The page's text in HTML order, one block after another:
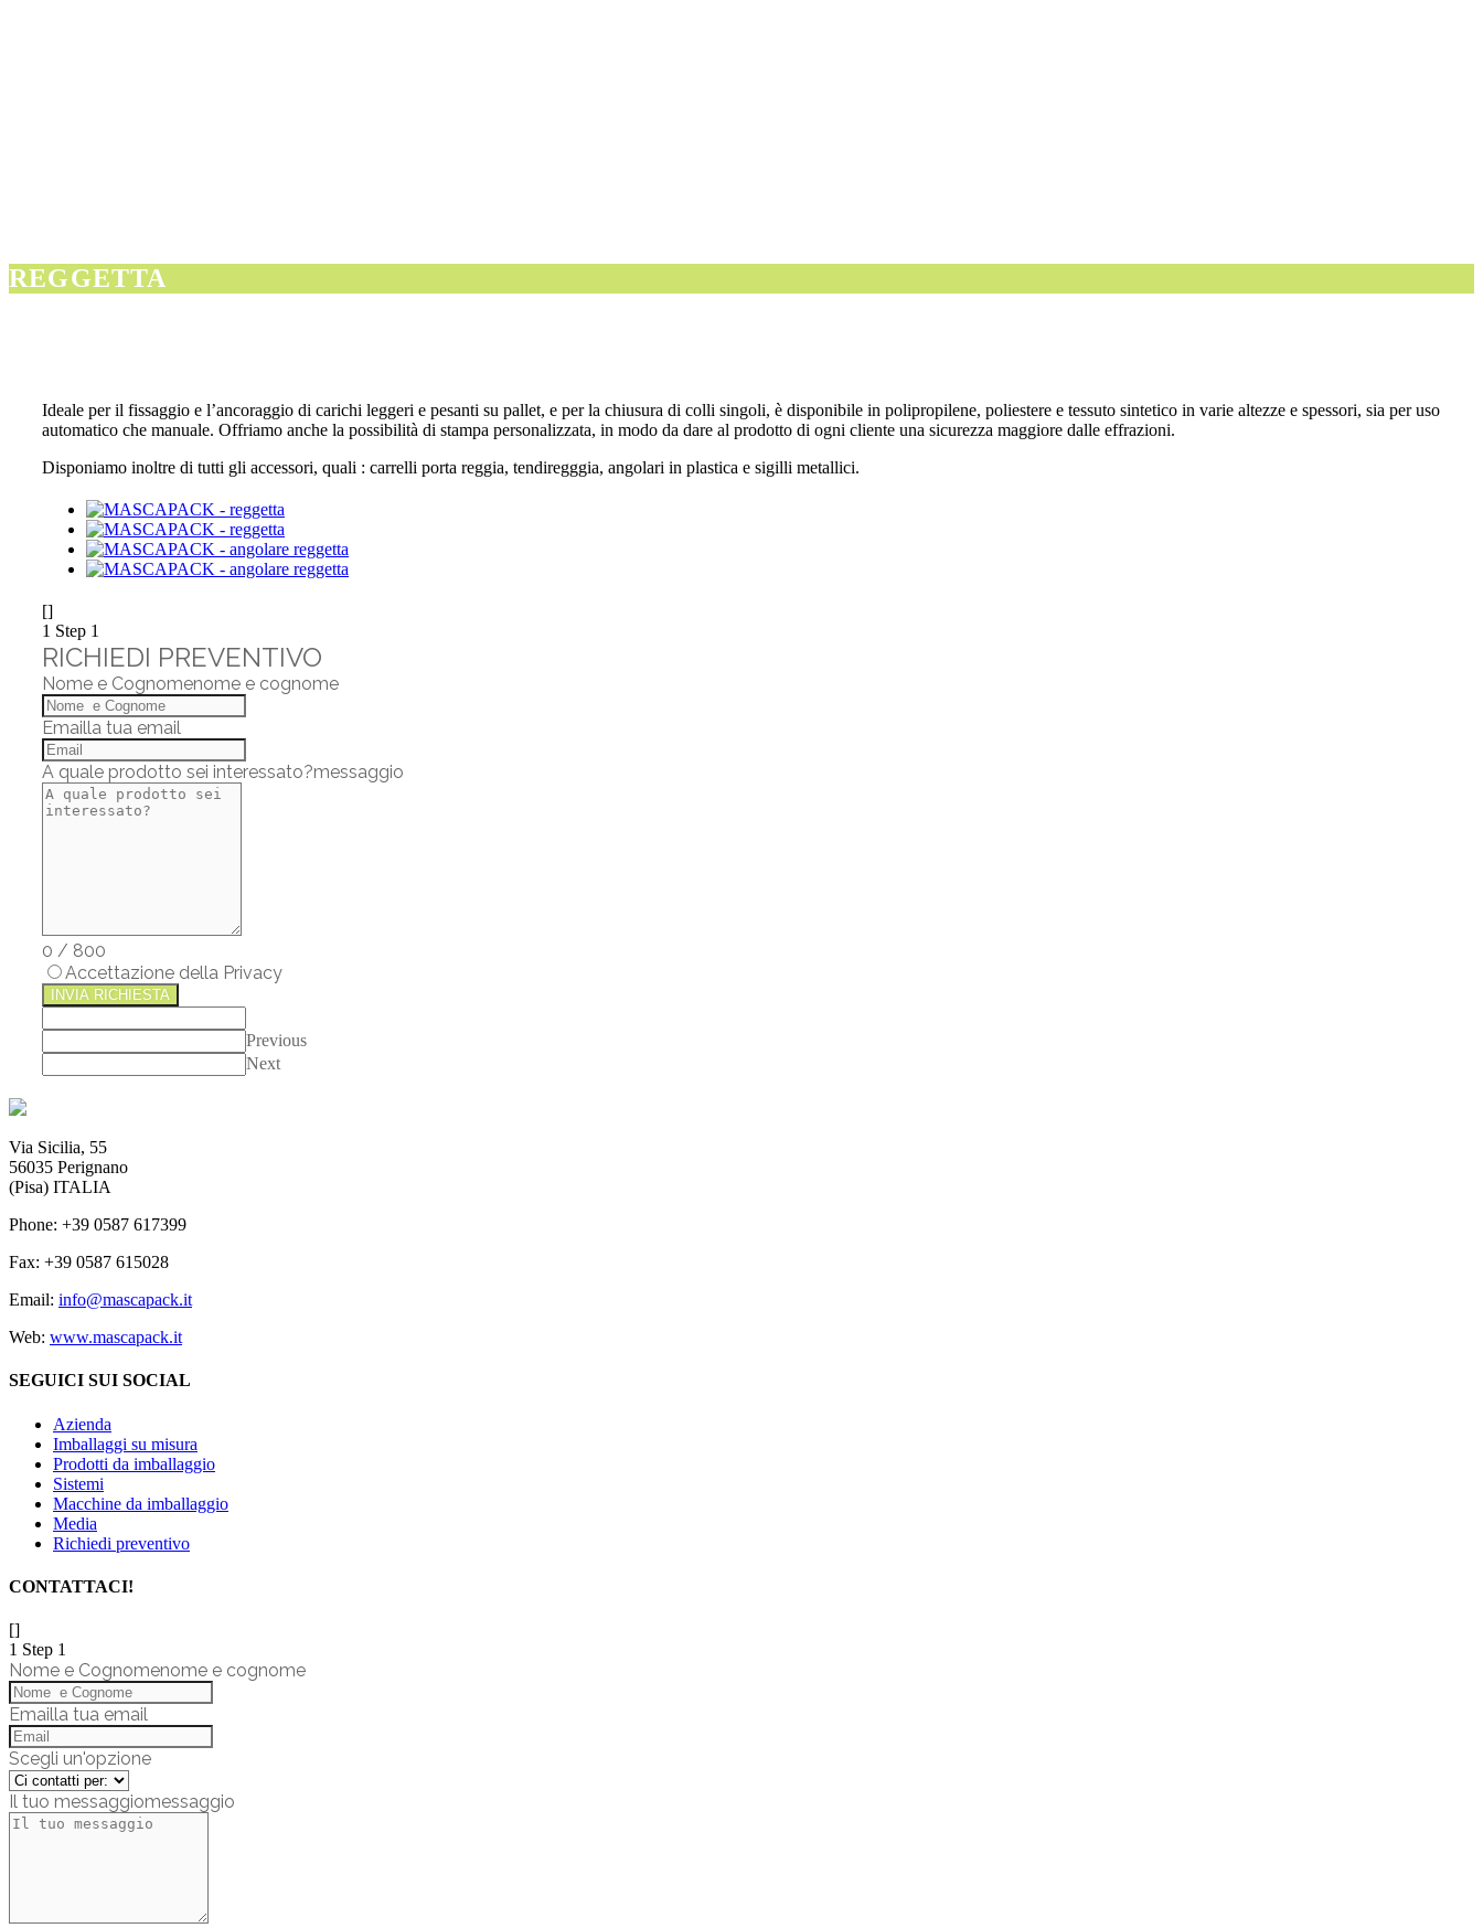
REGGETTA
Ideale per il fissaggio e l’ancoraggio di carichi leggeri e pesanti su pallet, e per la chiusura di colli singoli, è disponibile in polipropilene, poliestere e tessuto sintetico in varie altezze e spessori, sia per uso
automatico che manuale. Offriamo anche la possibilità di stampa personalizzata, in modo da dare al prodotto di ogni cliente una sicurezza maggiore dalle effrazioni.
Disponiamo inoltre di tutti gli accessori, quali : carrelli porta reggia, tendiregggia, angolari in plastica e sigilli metallici.
[]
1 Step 1
RICHIEDI PREVENTIVO
Nome e Cognomenome e cognome
Emailla tua email
A quale prodotto sei interessato?messaggio
0 / 800
Accettazione della Privacy
INVIA RICHIESTA
Previous
Next
Via Sicilia, 55
56035 Perignano
(Pisa) ITALIA
Phone: +39 0587 617399
Fax: +39 0587 615028
Email: info@mascapack.it
Web: www.mascapack.it
SEGUICI SUI SOCIAL
Azienda
Imballaggi su misura
Prodotti da imballaggio
Sistemi
Macchine da imballaggio
Media
Richiedi preventivo
CONTATTACI!
[]
1 Step 1
Nome e Cognomenome e cognome
Emailla tua email
Scegli un'opzione
Il tuo messaggiomessaggio